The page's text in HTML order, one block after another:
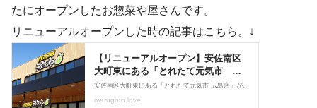
たにオープンしたお惣菜や屋さんです。
リニューアルオープンした時の記事はこちら。↓